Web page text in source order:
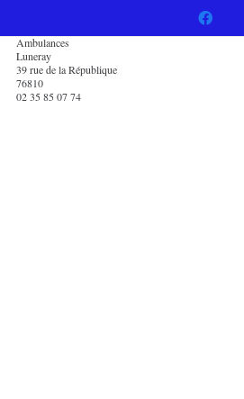
Ambulances
Luneray
39 rue de la République
76810
02 35 85 07 74